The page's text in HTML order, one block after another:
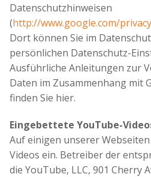
Datenschutzhinweisen
(http://www.google.com/
Dort können Sie im
persönlichen Datenschutz-
Ausführliche Anleitungen zur
Daten im Zusammenhang mit
finden Sie hier.
Eingebettete YouTube-
Auf einigen unserer
Videos ein. Betreiber der
die YouTube, LLC, 901 Cherry